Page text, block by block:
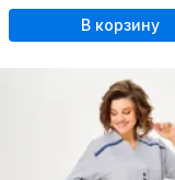
В корзину